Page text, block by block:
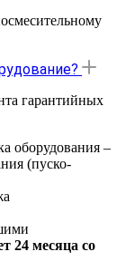
гарантийных
оборудования –
(пуско-
24 месяца со